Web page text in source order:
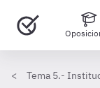
Tema 5.-